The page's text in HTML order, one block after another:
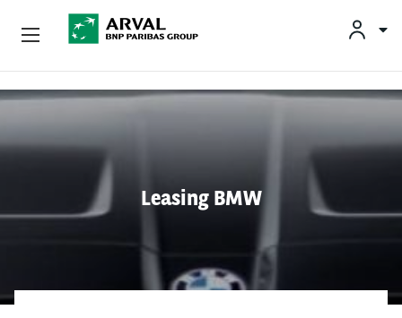
Aller au contenu principal
Leasing BMW
OFFRES
MOBILITÉS DURABLES